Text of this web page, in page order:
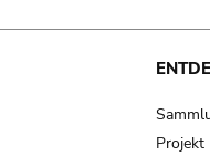
Projekt